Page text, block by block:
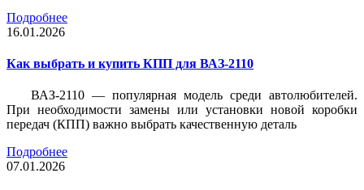
Подробнее
16.01.2026
Как выбрать и купить КПП для ВАЗ-2110
ВАЗ-2110 — популярная модель среди автолюбителей.
При необходимости замены или установки новой коробки
передач (КПП) важно выбрать качественную деталь
Подробнее
07.01.2026